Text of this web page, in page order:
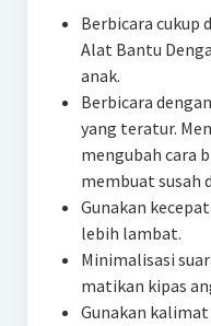
Berbicara cukup
Alat Bantu
anak.
Berbicara
yang teratur.
mengubah cara
membuat susah
Gunakan
lebih lambat.
Minimalisasi
matikan kipas
Gunakan